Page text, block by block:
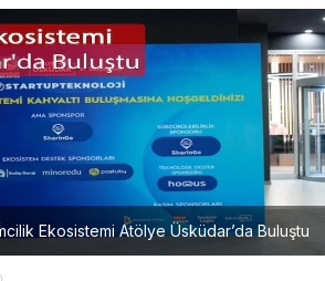
Ekosistemi Atölye Üsküdar’da Buluştu